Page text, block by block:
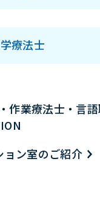
療法士
作業療法士・言語
ョン室のご紹介